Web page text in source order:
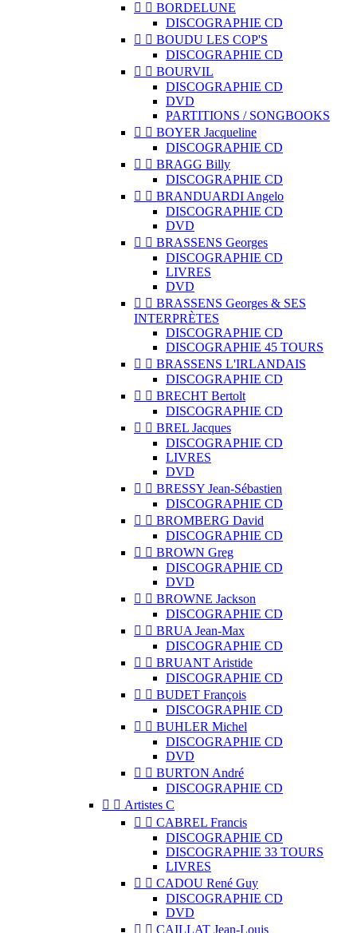
  BORDELUNE
DISCOGRAPHIE CD
  BOUDU LES COP'S
DISCOGRAPHIE CD
  BOURVIL
DISCOGRAPHIE CD
DVD
PARTITIONS / SONGBOOKS
  BOYER Jacqueline
DISCOGRAPHIE CD
  BRAGG Billy
DISCOGRAPHIE CD
  BRANDUARDI Angelo
DISCOGRAPHIE CD
DVD
  BRASSENS Georges
DISCOGRAPHIE CD
LIVRES
DVD
  BRASSENS Georges & SES
INTERPRÈTES
DISCOGRAPHIE CD
DISCOGRAPHIE 45 TOURS
  BRASSENS L'IRLANDAIS
DISCOGRAPHIE CD
  BRECHT Bertolt
DISCOGRAPHIE CD
  BREL Jacques
DISCOGRAPHIE CD
LIVRES
DVD
  BRESSY Jean-Sébastien
DISCOGRAPHIE CD
  BROMBERG David
DISCOGRAPHIE CD
  BROWN Greg
DISCOGRAPHIE CD
DVD
  BROWNE Jackson
DISCOGRAPHIE CD
  BRUA Jean-Max
DISCOGRAPHIE CD
  BRUANT Aristide
DISCOGRAPHIE CD
  BUDET François
DISCOGRAPHIE CD
  BUHLER Michel
DISCOGRAPHIE CD
DVD
  BURTON André
DISCOGRAPHIE CD
  Artistes C
  CABREL Francis
DISCOGRAPHIE CD
DISCOGRAPHIE 33 TOURS
LIVRES
  CADOU René Guy
DISCOGRAPHIE CD
DVD
  CAILLAT Jean-Louis